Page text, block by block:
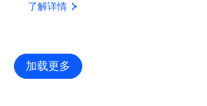
了解详情
加载更多 资源库项目